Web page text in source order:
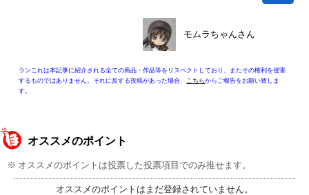
モムラちゃんさん
ランこれは本記事に紹介される全ての商品・作品等をリスペクトしており、またその権利を侵害
するものではありません。それに反する投稿があった場合、 こちらからご報告をお願い致しま
す。
オススメのポイント
※ オススメのポイントは投票した投票項目でのみ推せます。
オススメのポイントはまだ登録されていません。